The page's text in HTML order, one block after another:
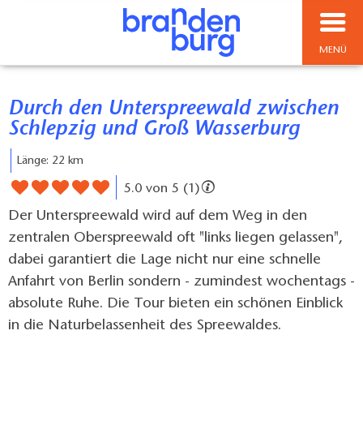
MENÜ
Durch den Unterspreewald zwischen
Schlepzig und Groß Wasserburg
Länge: 22 km
5.0 von 5 (1)
Der Unterspreewald wird auf dem Weg in den
zentralen Oberspreewald oft "links liegen gelassen",
dabei garantiert die Lage nicht nur eine schnelle
Anfahrt von Berlin sondern - zumindest wochentags -
absolute Ruhe. Die Tour bieten ein schönen Einblick
in die Naturbelassenheit des Spreewaldes.